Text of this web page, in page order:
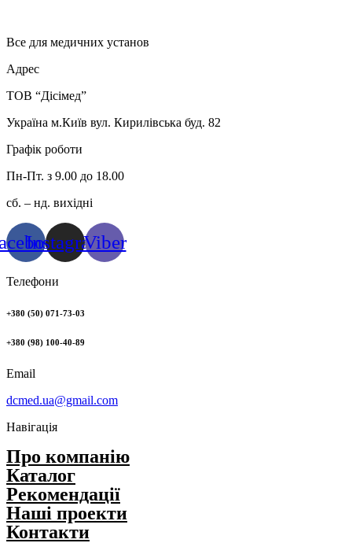
Все для медичних установ
Адрес
ТОВ “Дісімед”
Україна м.Київ вул. Кирилівська буд. 82
Графік роботи
Пн-Пт. з 9.00 до 18.00
сб. – нд. вихідні
InstagramViber
Телефони
+380 (50) 071-73-03
+380 (98) 100-40-89
Email
dcmed.ua@gmail.com
Навігація
Про компанію
Каталог
Рекомендації
Нашi проекти
Контакти